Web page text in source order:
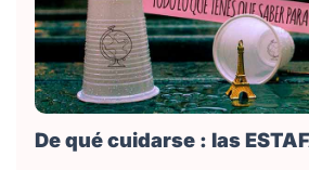
De qué cuidarse : las